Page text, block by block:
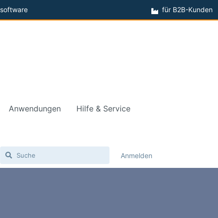
für B2B-Kunden
Anwendungen Hilfe & Service
Anmelden